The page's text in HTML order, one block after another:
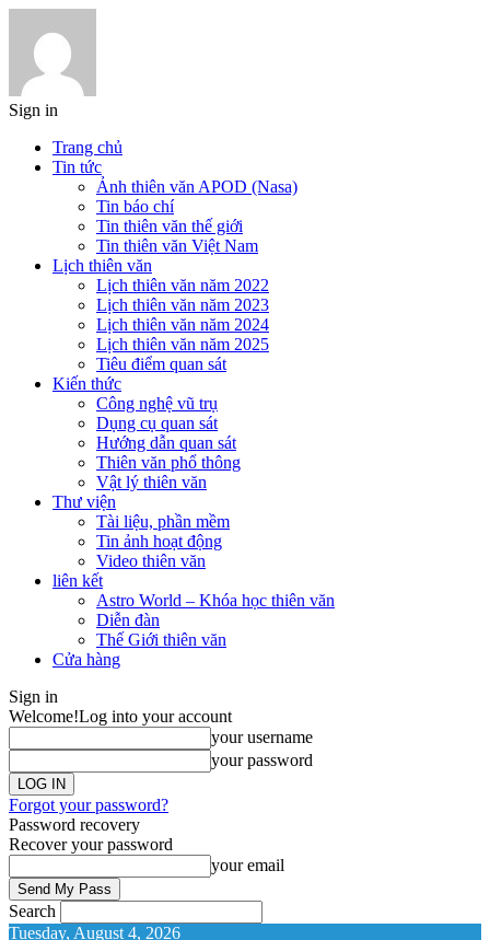
Sign in
Trang chủ
Tin tức
Ảnh thiên văn APOD (Nasa)
Tin báo chí
Tin thiên văn thế giới
Tin thiên văn Việt Nam
Lịch thiên văn
Lịch thiên văn năm 2022
Lịch thiên văn năm 2023
Lịch thiên văn năm 2024
Lịch thiên văn năm 2025
Tiêu điểm quan sát
Kiến thức
Công nghệ vũ trụ
Dụng cụ quan sát
Hướng dẫn quan sát
Thiên văn phổ thông
Vật lý thiên văn
Thư viện
Tài liệu, phần mềm
Tin ảnh hoạt động
Video thiên văn
liên kết
Astro World – Khóa học thiên văn
Diễn đàn
Thế Giới thiên văn
Cửa hàng
Sign in
Welcome!Log into your account
your username
your password
Forgot your password?
Password recovery
Recover your password
your email
Search
Tuesday, August 4, 2026